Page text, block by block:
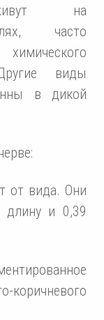
на
часто
виды
в дикой
от вида. Они
длину и 0,39
коричневого